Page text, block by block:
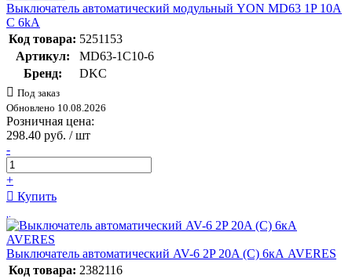
Выключатель автоматический модульный YON MD63 1P 10А
C 6kA
Код товара: 5251153
Артикул:
MD63-1C10-6
Бренд:
DKC
Под заказ
Обновлено 10.08.2026
Розничная цена:
298.40 руб. / шт
-
+
Купить
Выключатель автоматический AV-6 2P 20A (C) 6кА AVERES
Код товара: 2382116